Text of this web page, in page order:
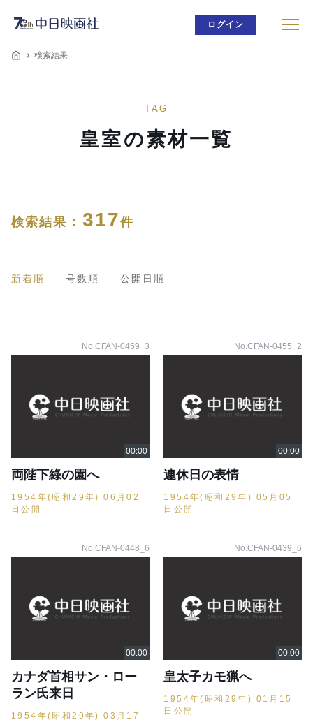
ログイン
検索結果
TAG
皇室の素材一覧
検索結果 : 317件
新着順 号数順 公開日順
No.CFAN-0459_3
両陛下綠の園へ
1954年(昭和29年) 06月02
日公開
No.CFAN-0455_2
連休日の表情
1954年(昭和29年) 05月05
日公開
No.CFAN-0448_6
カナダ首相サン・ロー
ラン氏来日
1954年(昭和29年) 03月17
No.CFAN-0439_6
皇太子カモ猟へ
1954年(昭和29年) 01月15
日公開